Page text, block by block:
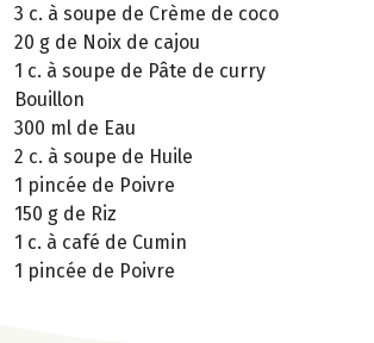
3 c. à soupe de Crème de coco
20 g de Noix de cajou
1 c. à soupe de Pâte de curry
Bouillon
300 ml de Eau
2 c. à soupe de Huile
1 pincée de Poivre
150 g de Riz
1 c. à café de Cumin
1 pincée de Poivre